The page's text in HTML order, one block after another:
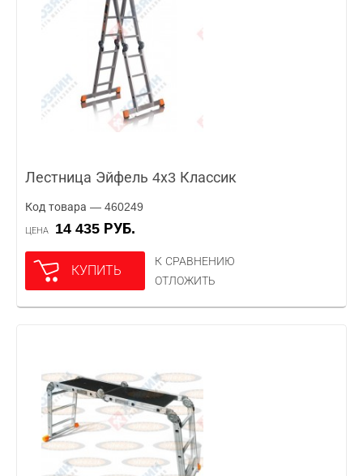
Лестница Эйфель 4х3 Классик
Код товара — 460249
ЦЕНА 14 435 РУБ.
КУПИТЬ
К СРАВНЕНИЮ
ОТЛОЖИТЬ